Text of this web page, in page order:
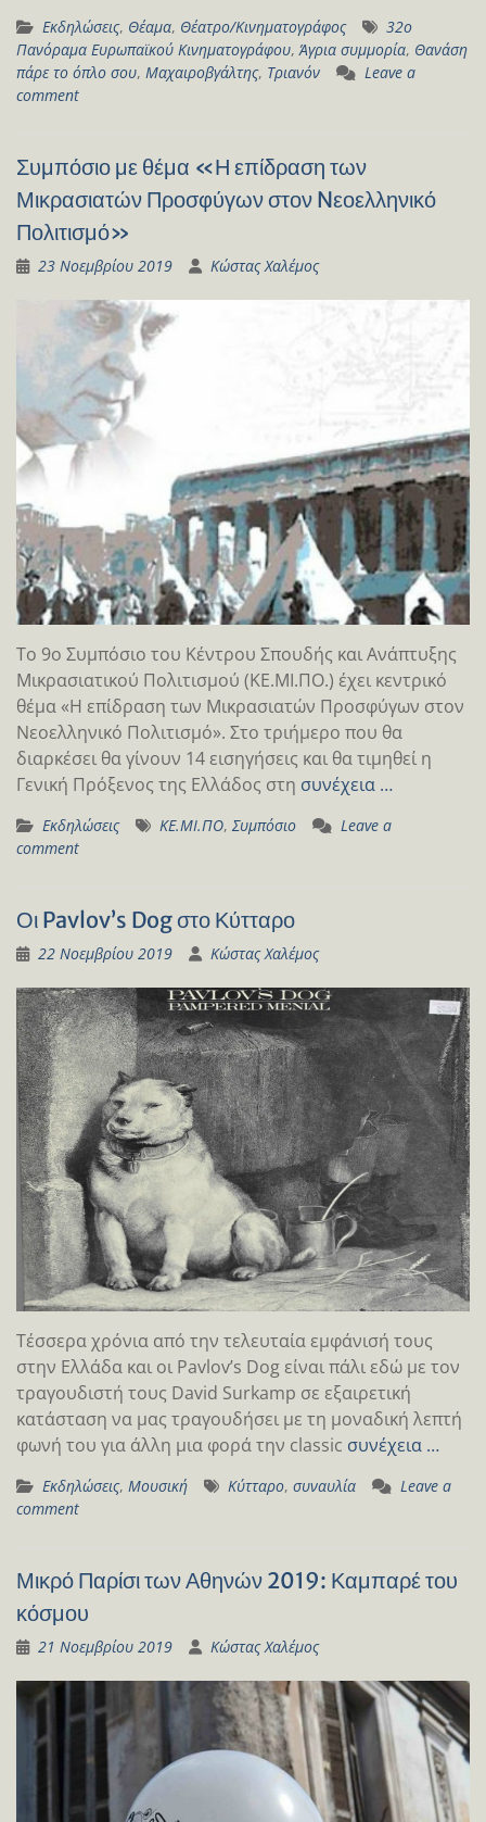
Εκδηλώσεις, Θέαμα, Θέατρο/Κινηματογράφος
32ο
Πανόραμα Ευρωπαϊκού Κινηματογράφου,Άγρια συμμορία, Θανάση
πάρε το όπλο σου, Μαχαιροβγάλτης, Τριανόν
Leave a
comment
Συμπόσιο με θέμα «Η επίδραση των
Μικρασιατών Προσφύγων στον Nεοελληνικό
Πολιτισμό»
23 Νοεμβρίου 2019 Κώστας Χαλέμος
Το 9ο Συμπόσιο του Κέντρου Σπουδής και Ανάπτυξης
Μικρασιατικού Πολιτισμού (ΚΕ.ΜΙ.ΠΟ.) έχει κεντρικό
θέμα «Η επίδραση των Μικρασιατών Προσφύγων στον
Nεοελληνικό Πολιτισμό». Στο τριήμερο που θα
διαρκέσει θα γίνουν 14 εισηγήσεις και θα τιμηθεί η
Γενική Πρόξενος της Ελλάδος στη συνέχεια …
Εκδηλώσεις ΚΕ.ΜΙ.ΠΟ, Συμπόσιο
Leave a
comment
Οι Pavlov’s Dog στο Κύτταρο
22 Νοεμβρίου 2019 Κώστας Χαλέμος
Τέσσερα χρόνια από την τελευταία εμφάνισή τους
στην Ελλάδα και οι Pavlov’s Dog είναι πάλι εδώ με τον
τραγουδιστή τους David Surkamp σε εξαιρετική
κατάσταση να μας τραγουδήσει με τη μοναδική λεπτή
φωνή του για άλλη μια φορά την classic συνέχεια …
Εκδηλώσεις, Μουσική Κύτταρο, συναυλία
Leave a
comment
Μικρό Παρίσι των Αθηνών 2019: Καμπαρέ του
κόσμου
21 Νοεμβρίου 2019 Κώστας Χαλέμος